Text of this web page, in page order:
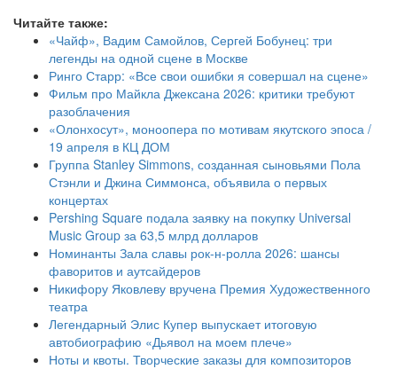
Читайте также:
«Чайф», Вадим Самойлов, Сергей Бобунец: три
легенды на одной сцене в Москве
Ринго Старр: «Все свои ошибки я совершал на сцене»
Фильм про Майкла Джексана 2026: критики требуют
разоблачения
«Олонхосут», моноопера по мотивам якутского эпоса /
19 апреля в КЦ ДОМ
Группа Stanley Simmons, созданная сыновьями Пола
Стэнли и Джина Симмонса, объявила о первых
концертах
Pershing Square подала заявку на покупку Universal
Music Group за 63,5 млрд долларов
Номинанты Зала славы рок-н-ролла 2026: шансы
фаворитов и аутсайдеров
Никифору Яковлеву вручена Премия Художественного
театра
Легендарный Элис Купер выпускает итоговую
автобиографию «Дьявол на моем плече»
Ноты и квоты. Творческие заказы для композиторов